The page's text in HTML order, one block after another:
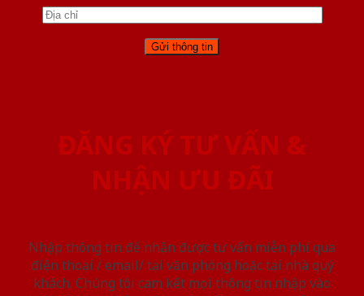
ĐĂNG KÝ TƯ VẤN &
NHẬN ƯU ĐÃI
Nhập thông tin để nhận được tư vấn miễn phí qua
điện thoại / email/ tại văn phòng hoặc tại nhà quý
khách. Chúng tôi cam kết mọi thông tin nhập vào